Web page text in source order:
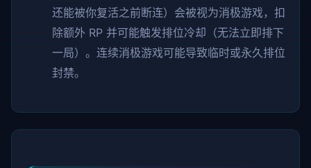
还能被你复活之前断连）会被视为消极游戏，扣
除额外 RP 并可能触发排位冷却（无法立即排下
一局）。连续消极游戏可能导致临时或永久排位
封禁。